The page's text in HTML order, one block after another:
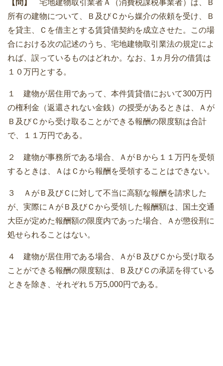
【問】
宅地建物取引業者Ａ（消費税課税事業者）は、Ｂ
所有の建物について、Ｂ及びＣから媒介の依頼を受け、Ｂ
を貸主、Ｃを借主とする賃貸借契約を成立させた。この場
合における次の記述のうち、宅地建物取引業法の規定によ
れば、誤っているものはどれか。なお、1ヵ月分の借賃は
１０万円とする。
１ 建物が居住用であって、本件賃貸借において300万円
の権利金（返還されない金銭）の授受があるときは、Ａが
Ｂ及びＣから受け取ることができる報酬の限度額は合計
で、１１万円である。
２ 建物が事務所である場合、ＡがＢから１１万円を受領
するときは、ＡはＣから報酬を受領することはできない。
３ ＡがＢ及びＣに対して不当に高額な報酬を請求した
が、実際にＡがＢ及びＣから受領した報酬額は、国土交通
大臣が定めた報酬額の限度内であった場合、Ａが懲役刑に
処せられることはない。
４ 建物が居住用である場合、ＡがＢ及びＣから受け取る
ことができる報酬の限度額は、Ｂ及びＣの承諾を得ている
ときを除き、それぞれ５万5,000円である。